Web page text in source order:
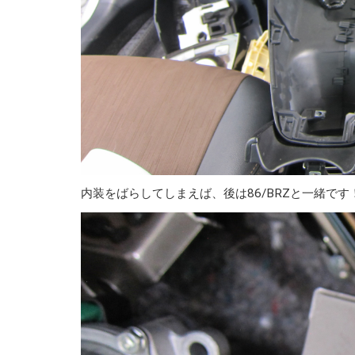
内装をばらしてしまえば、後は86/BRZと一緒です